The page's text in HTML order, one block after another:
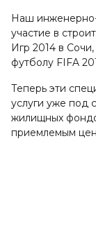
Наш инженерно-
участие в
Игр 2014 в
футболу FIFA
Теперь эти
услуги уже под
жилищных
приемлемым